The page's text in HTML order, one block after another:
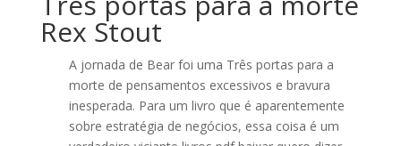
Rex Stout
A jornada de Bear foi uma Três portas para a
morte de pensamentos excessivos e bravura
inesperada. Para um livro que é aparentemente
sobre estratégia de negócios, essa coisa é um